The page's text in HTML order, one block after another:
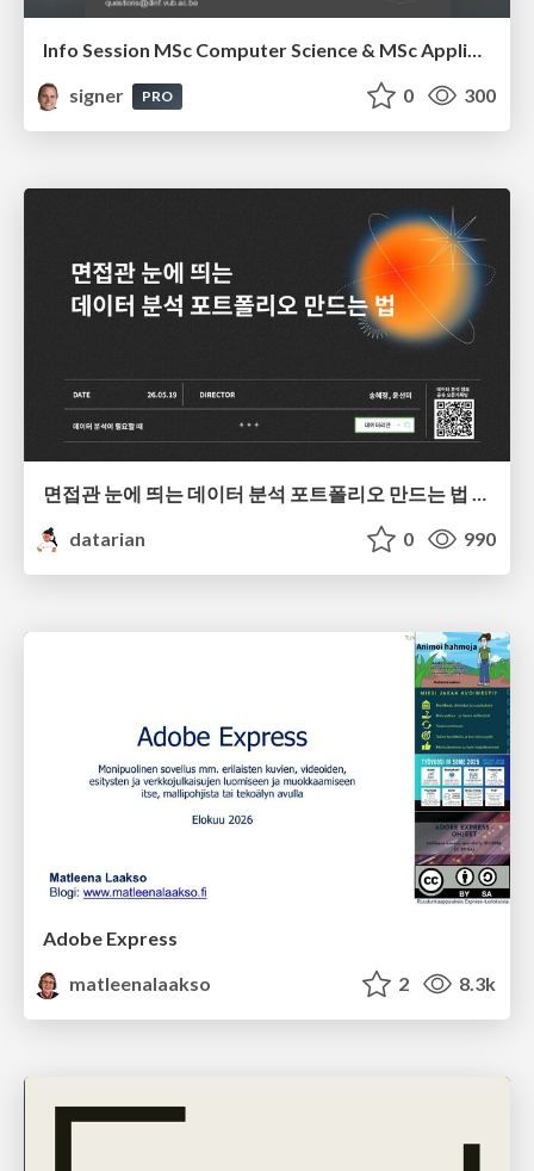
Info Session MSc Computer Science & MSc Applied Informatics
signer
PRO 0 300
면접관 눈에 띄는 데이터 분석 포트폴리오 만드는 법 | 2026년 5월 세미나
datarian
0 990
Adobe Express
matleenalaakso
2 8.3k